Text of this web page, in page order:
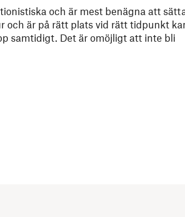
och är mest benägna att
och är på rätt plats vid rätt tidpunkt
samtidigt. Det är omöjligt att inte bli